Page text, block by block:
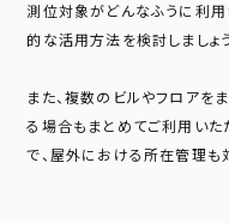
測位対象がどんなふうに利用
的な活用方法を検討しましょう
また、複数のビルやフロアを
る場合もまとめてご利用いた
で、屋外における所在管理も